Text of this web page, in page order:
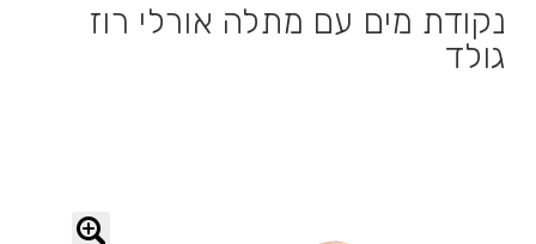
נקודת מים עם מתלה אורלי רוז
גולד